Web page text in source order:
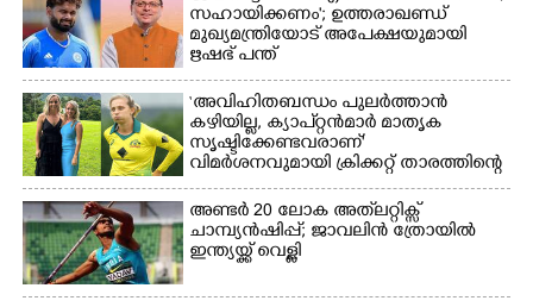
സഹായിക്കണം'; ഉത്തരാഖണ്ഡ്
മുഖ്യമന്ത്രിയോട് അപേക്ഷയുമായി
ഋഷഭ് പന്ത്
‘അവിഹിതബന്ധം പുലർത്താൻ
കഴിയില്ല,​ ക്യാപ്റ്റൻമാർ മാതൃക
സൃഷ്ടിക്കേണ്ടവരാണ്'
വിമർശനവുമായി ക്രിക്കറ്റ് താരത്തിന്റെ
ഭാര്യ
അണ്ടർ 20 ലോക അത്‌ലറ്റിക്സ്
ചാമ്പ്യൻഷിപ്പ്; ജാവലിൻ ത്രോയിൽ
ഇന്ത്യയ്ക്ക് വെള്ളി